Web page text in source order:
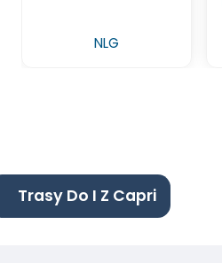
NLG
Trasy Do I Z Capri